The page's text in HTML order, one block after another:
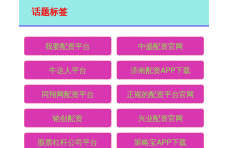
话题标签
我要配资平台 中盛配资官网
牛达人平台 济南配资APP下载
同翔网配资平台 正规的配资平台官网
铭创配资 兴业配资官网
股票杠杆公司平台 策略宝APP下载